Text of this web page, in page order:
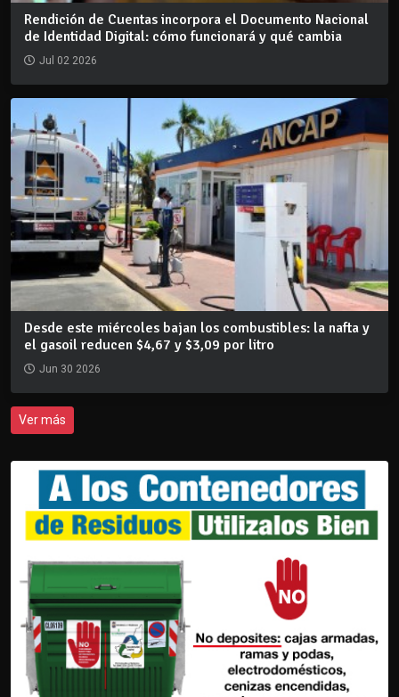
Rendición de Cuentas incorpora el Documento Nacional
de Identidad Digital: cómo funcionará y qué cambia
Jul 02 2026
Desde este miércoles bajan los combustibles: la nafta y
el gasoil reducen $4,67 y $3,09 por litro
Jun 30 2026
Ver más